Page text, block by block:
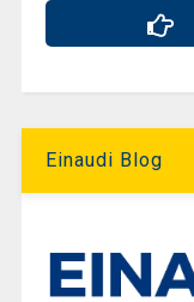
Einaudi Blog